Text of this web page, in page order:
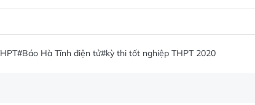
#Báo Hà Tĩnh điện tử#kỳ thi tốt nghiệp THPT 2020